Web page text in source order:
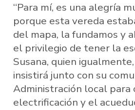
“Para mí, es una alegría
porque esta vereda
del mapa, la fundamos y
el privilegio de tener la
Susana, quien
insistirá junto con su
Administración local para
electrificación y el